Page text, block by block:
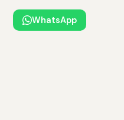
WhatsApp